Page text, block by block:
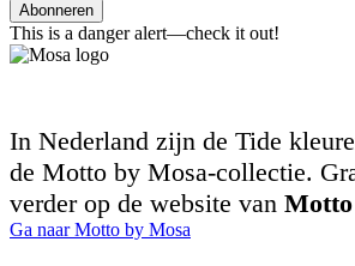
Abonneren
This is a danger alert—check it out!
In Nederland zijn de Tide
de Motto by Mosa-collectie.
verder op de website van
Ga naar Motto by Mosa